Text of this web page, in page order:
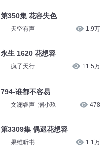
第350集 花容失色
天空有声 1.9万
永生 1620 花想容
疯子天行 11.5万
794-谁都不容易
文澜睿声_澜小玖 478
第3309集 偶遇花想容
果维听书 1.1万